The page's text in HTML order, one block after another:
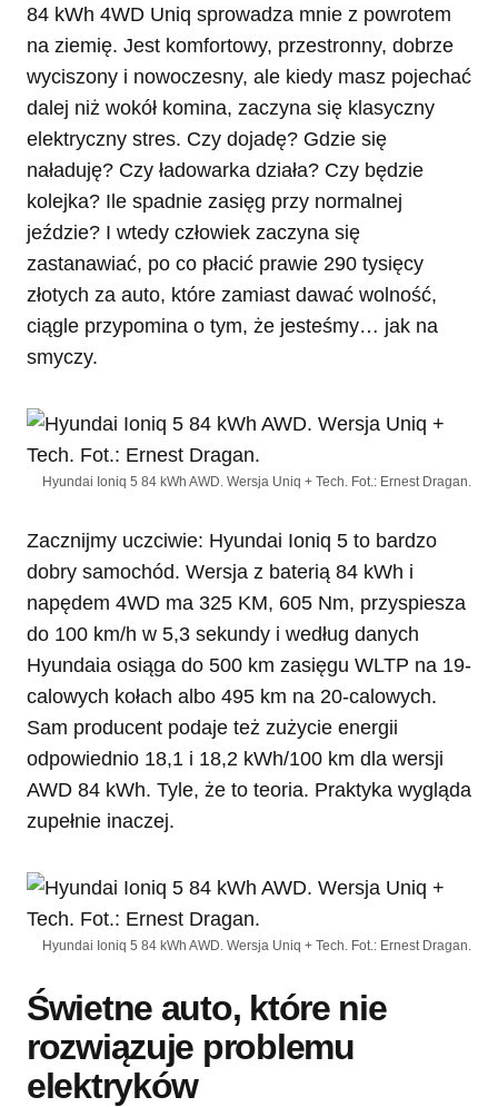
84 kWh 4WD Uniq sprowadza mnie z powrotem
na ziemię. Jest komfortowy, przestronny, dobrze
wyciszony i nowoczesny, ale kiedy masz pojechać
dalej niż wokół komina, zaczyna się klasyczny
elektryczny stres. Czy dojadę? Gdzie się
naładuję? Czy ładowarka działa? Czy będzie
kolejka? Ile spadnie zasięg przy normalnej
jeździe? I wtedy człowiek zaczyna się
zastanawiać, po co płacić prawie 290 tysięcy
złotych za auto, które zamiast dawać wolność,
ciągle przypomina o tym, że jesteśmy… jak na
smyczy.
Hyundai Ioniq 5 84 kWh AWD. Wersja Uniq + Tech. Fot.: Ernest Dragan.
Zacznijmy uczciwie: Hyundai Ioniq 5 to bardzo
dobry samochód. Wersja z baterią 84 kWh i
napędem 4WD ma 325 KM, 605 Nm, przyspiesza
do 100 km/h w 5,3 sekundy i według danych
Hyundaia osiąga do 500 km zasięgu WLTP na 19-
calowych kołach albo 495 km na 20-calowych.
Sam producent podaje też zużycie energii
odpowiednio 18,1 i 18,2 kWh/100 km dla wersji
AWD 84 kWh. Tyle, że to teoria. Praktyka wygląda
zupełnie inaczej.
Hyundai Ioniq 5 84 kWh AWD. Wersja Uniq + Tech. Fot.: Ernest Dragan.
Świetne auto, które nie
rozwiązuje problemu
elektryków